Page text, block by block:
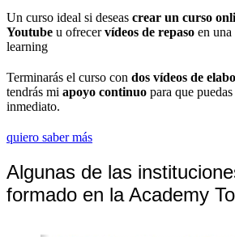
Un curso ideal si deseas crear un curso
Youtube u ofrecervídeos de repaso en
learning
Terminarás el curso con dos vídeos de
tendrás mi apoyo continuo para que
inmediato.
quiero saber más
Algunas de las
formado en la Academy